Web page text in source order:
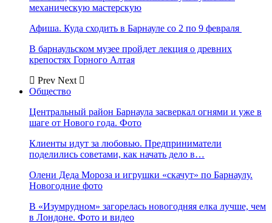
механическую мастерскую
Афиша. Куда сходить в Барнауле со 2 по 9 февраля
В барнаульском музее пройдет лекция о древних
крепостях Горного Алтая
Prev Next
Общество
Центральный район Барнаула засверкал огнями и уже в
шаге от Нового года. Фото
Клиенты идут за любовью. Предприниматели
поделились советами, как начать дело в…
Олени Деда Мороза и игрушки «скачут» по Барнаулу.
Новогодние фото
В «Изумрудном» загорелась новогодняя елка лучше, чем
в Лондоне. Фото и видео